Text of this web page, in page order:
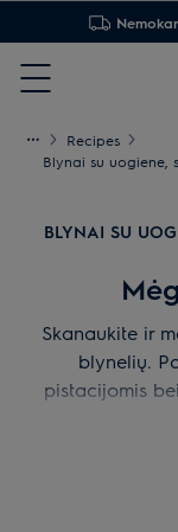
Menu
Recipes
Blynai su uogiene,
BLYNAI SU
Skanaukite ir
blynelių.
pistacijomis
užbaigti